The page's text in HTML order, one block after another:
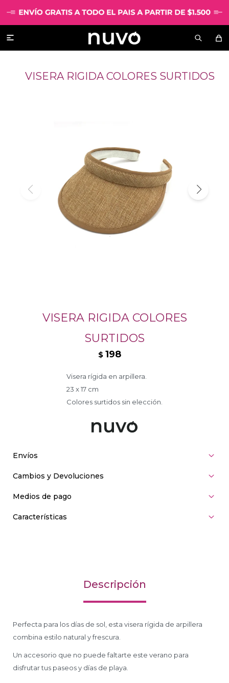

VISERA RIGIDA COLORES SURTIDOS
VISERA RIGIDA COLORES
SURTIDOS
$ 198
Visera rígida en arpillera.
23 x 17 cm
Colores surtidos sin elección.
Envíos
Cambios y Devoluciones
Medios de pago
Características
Descripción
Perfecta para los días de sol, esta visera rígida de arpillera
combina estilo natural y frescura.
Un accesorio que no puede faltarte este verano para
disfrutar tus paseos y días de playa.